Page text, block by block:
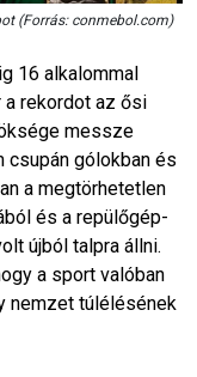
(Forrás: conmebol.com)
16 alkalommal
a rekordot az ősi
messze
csupán gólokban és
a megtörhetetlen
és a repülőgép-
újból talpra állni.
a sport valóban
nemzet túlélésének